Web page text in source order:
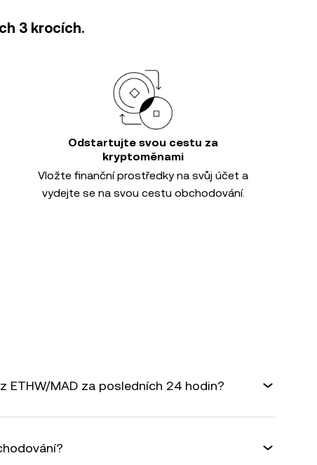
3 krocích.
Odstartujte svou cestu za
kryptoměnami
Vložte finanční prostředky na svůj účet a
vydejte se na svou cestu obchodování.
ETHW/MAD za posledních 24 hodin?